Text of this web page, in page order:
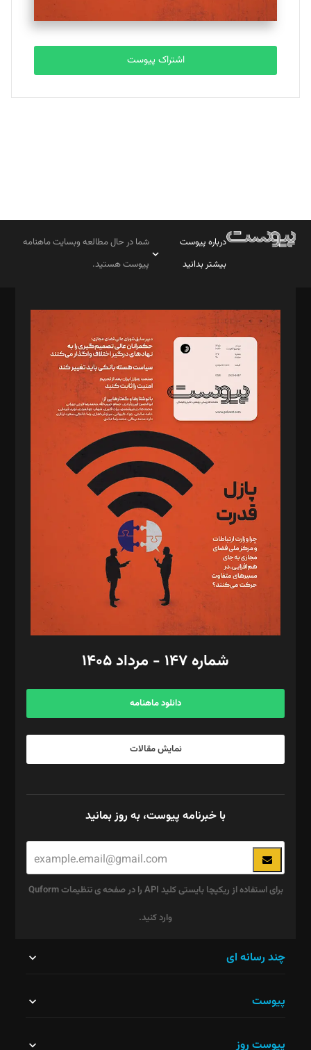
مصطفی مسجدی آرانی
تحریریه
بابک نقاش
تحریریه
اشتراک پیوست
درباره پیوست
بیشتر بدانید
شما در حال مطالعه وبسایت ماهنامه
پیوست هستید.
مدیر مسئول: محمدباقر اثنی‌عشری
سردبیر: مهرک محمودی
دبیر تحریریه: میثم قاسمی
د‌بیر ناداستان: سمانه سمیع
د‌بیر خدمت و تجارت: ابوالفضل رجبی
د‌بیر حقوق فناوری: حسام‌الدین ایپکچی
د‌بیر پیوست جهان: مینا پاکدل
د‌بیر تحریریه آنلاین: بابک نقاش
تحریریه‌: مجتبی محمود‌ی، آرش برهمند، یسنا امان‌پور، سروش کرمیان،
مصطفی مسجدی آرانی، ابوالفضل رجبی، زهرا فکرانه، فائزه فتحی
رستمی،مصطفی باستان
ویرایش: نگار استاد‌‌آقا
طراح یونیفرم: مجید توکلی
فیلمبرداری و عکاسی: امیر شفیعی، مانی لطفی زاده
گرافیک و صفحه‌آرایی: سید‌سبحان‌علی ثابت
مد‌یر توسعه تجاری: کامبیز برید‌
امور مالی: شاپور رهبری، محمد‌ کاظمی‌نیا
آگهی و مشترکین: ۰۹۱۹۹۹۹۰۴۵۴
شماره ۱۴۷ - مرداد ۱۴۰۵
دانلود ماهنامه
نمایش مقالات
با خبرنامه پیوست، به روز بمانید
برای استفاده از ریکپچا بایستی کلید API را در صفحه ی تنظیمات Quform
وارد کنید.
نباید
چند رسانه ای
پیوست
پیوست روز